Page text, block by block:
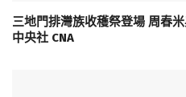
三地門排灣族收穫祭登場 周春
中央社 CNA